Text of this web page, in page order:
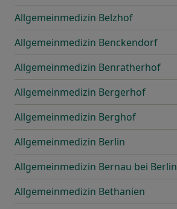
Allgemeinmedizin Belzhof
Allgemeinmedizin Benckendorf
Allgemeinmedizin Benratherhof
Allgemeinmedizin Bergerhof
Allgemeinmedizin Berghof
Allgemeinmedizin Berlin
Allgemeinmedizin Bernau bei Berlin
Allgemeinmedizin Bethanien